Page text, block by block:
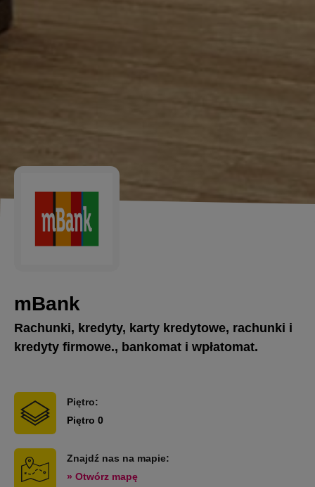
mBank
Rachunki, kredyty, karty kredytowe, rachunki i
kredyty firmowe., bankomat i wpłatomat.
Piętro:
Piętro 0
Znajdź nas na mapie:
» Otwórz mapę